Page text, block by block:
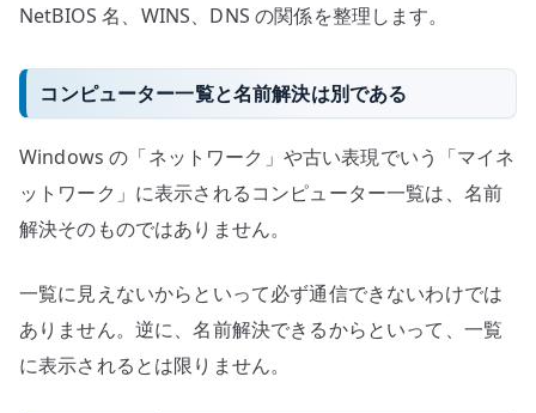
NetBIOS 名、WINS、DNS の関係を整理します。
コンピューター一覧と名前解決は別である
Windows の「ネットワーク」や古い表現でいう「マイネ
ットワーク」に表示されるコンピューター一覧は、名前
解決そのものではありません。
一覧に見えないからといって必ず通信できないわけでは
ありません。逆に、名前解決できるからといって、一覧
に表示されるとは限りません。